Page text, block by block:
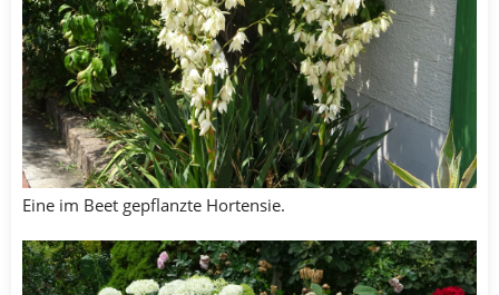
Eine im Beet gepflanzte Hortensie.